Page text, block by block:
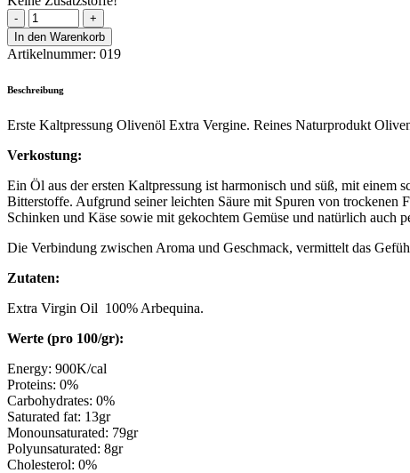
In den Warenkorb
Artikelnummer: 019
Beschreibung
Erste Kaltpressung Olivenöl Extra Vergine. Reines Naturprodukt
Verkostung:
Ein Öl aus der ersten Kaltpressung ist harmonisch und süß, mit einem
Bitterstoffe. Aufgrund seiner leichten Säure mit Spuren von
Schinken und Käse sowie mit gekochtem Gemüse und natürlich auch
Die Verbindung zwischen Aroma und Geschmack, vermittelt das
Zutaten:
Extra Virgin Oil 100% Arbequina.
Werte (pro 100/gr):
Energy: 900K/cal
Proteins: 0%
Carbohydrates: 0%
Saturated fat: 13gr
Monounsaturated: 79gr
Polyunsaturated: 8gr
Cholesterol: 0%